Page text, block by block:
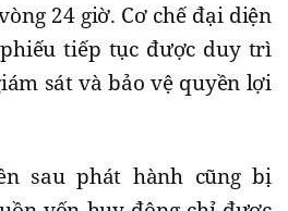
24 giờ. Cơ chế đại diện
tiếp tục được duy trì
sát và bảo vệ quyền lợi
sau phát hành cũng bị